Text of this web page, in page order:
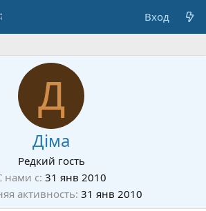
Вход
Д
Дiма
Редкий гость
нами с 31 янв 2010
активность 31 янв 2010